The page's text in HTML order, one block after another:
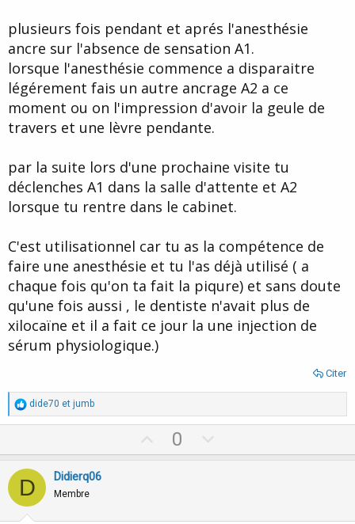
plusieurs fois pendant et aprés l'anesthésie
ancre sur l'absence de sensation A1.
lorsque l'anesthésie commence a disparaitre
légérement fais un autre ancrage A2 a ce
moment ou on l'impression d'avoir la geule de
travers et une lèvre pendante.
par la suite lors d'une prochaine visite tu
déclenches A1 dans la salle d'attente et A2
lorsque tu rentre dans le cabinet.
C'est utilisationnel car tu as la compétence de
faire une anesthésie et tu l'as déjà utilisé ( a
chaque fois qu'on ta fait la piqure) et sans doute
qu'une fois aussi , le dentiste n'avait plus de
xilocaïne et il a fait ce jour la une injection de
sérum physiologique.)
Citer
R
é
a
t
i
o
n
s
:
dide70 et jumb
p
0
o
D Didierq06
Membre